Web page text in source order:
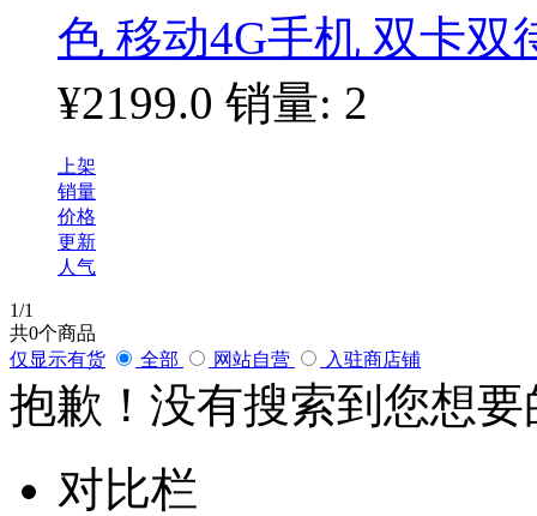
色 移动4G手机 双卡双
¥2199.0 销量: 2
上架
销量
价格
更新
人气
1/1
共0个商品
仅显示有货
全部 网站自营 入驻商店铺
抱歉！没有搜索到您想
对比栏